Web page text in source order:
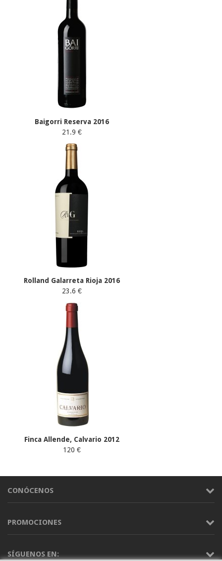
Baigorri Reserva 2016
21.9 €
Rolland Galarreta Rioja 2016
23.6 €
Finca Allende, Calvario 2012
120 €
CONÓCENOS
PROMOCIONES
SÍGUENOS EN: